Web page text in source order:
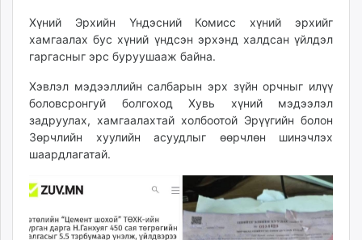
urlag.mn
unen.mn
asu.mn
shudarga.mn
shuurhai.mn
unuudur.mn
isee.mn
fact.mn
tumen.mn
Хүний Эрхийн Үндэсний Комисс хүний эрхийг
хамгаалах бус хүний үндсэн эрхэнд халдсан үйлдэл
гаргасныг эрс буруушааж байна.
Хэвлэл мэдээллийн салбарын эрх зүйн орчныг илүү
боловсронгуй болгоход Хувь хүний мэдээлэл
задруулах, хамгаалахтай холбоотой Эрүүгийн болон
Зөрчлийн хуулийн асуудлыг өөрчлөн шинэчлэх
шаардлагатай.